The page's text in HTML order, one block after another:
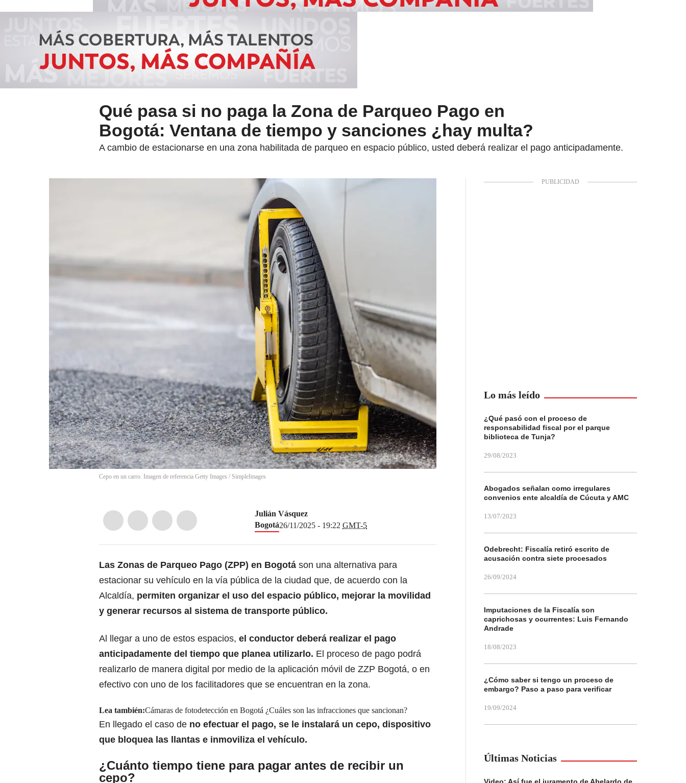
Qué pasa si no paga la Zona de Parqueo Pago en
Bogotá: Ventana de tiempo y sanciones ¿hay multa?
A cambio de estacionarse en una zona habilitada de parqueo en espacio público, usted deberá realizar el pago anticipadamente.
Cepo en un carro. Imagen de referencia Getty Images / SimpleImages
Julián Vásquez
Bogotá26/11/2025 - 19:22 GMT-5
Las Zonas de Parqueo Pago (ZPP) en Bogotá son una alternativa para
estacionar su vehículo en la vía pública de la ciudad que, de acuerdo con la
Alcaldía, permiten organizar el uso del espacio público, mejorar la movilidad
y generar recursos al sistema de transporte público.
Al llegar a uno de estos espacios, el conductor deberá realizar el pago
anticipadamente del tiempo que planea utilizarlo. El proceso de pago podrá
realizarlo de manera digital por medio de la aplicación móvil de ZZP Bogotá, o en
efectivo con uno de los facilitadores que se encuentran en la zona.
Lea también:Cámaras de fotodetección en Bogotá ¿Cuáles son las infracciones que sancionan?
En llegado el caso de no efectuar el pago, se le instalará un cepo, dispositivo
que bloquea las llantas e inmoviliza el vehículo.
¿Cuánto tiempo tiene para pagar antes de recibir un
cepo?
Lo más leído
¿Qué pasó con el proceso de
responsabilidad fiscal por el parque
biblioteca de Tunja?
29/08/2023
Abogados señalan como irregulares
convenios ente alcaldía de Cúcuta y AMC
13/07/2023
Odebrecht: Fiscalía retiró escrito de
acusación contra siete procesados
26/09/2024
Imputaciones de la Fiscalía son
caprichosas y ocurrentes: Luis Fernando
Andrade
18/08/2023
¿Cómo saber si tengo un proceso de
embargo? Paso a paso para verificar
19/09/2024
Últimas Noticias